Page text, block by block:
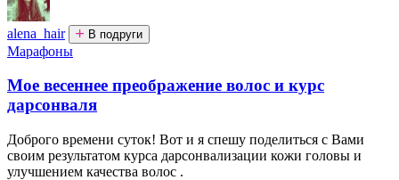
alena_hair В подруги
Марафоны
Мое весеннее преображение волос и курс
дарсонваля
Доброго времени суток! Вот и я спешу поделиться с Вами
своим результатом курса дарсонвализации кожи головы и
улучшением качества волос .